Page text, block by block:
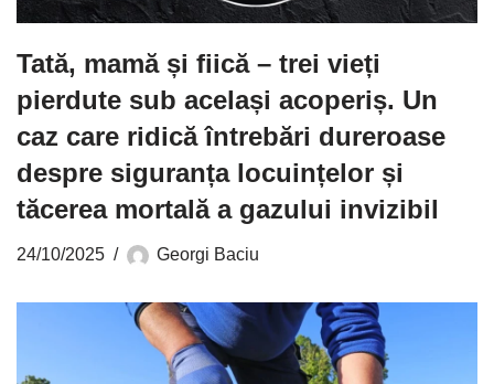
Tată, mamă și fiică – trei vieți
pierdute sub același acoperiș. Un
caz care ridică întrebări dureroase
despre siguranța locuințelor și
tăcerea mortală a gazului invizibil
24/10/2025 Georgi Baciu